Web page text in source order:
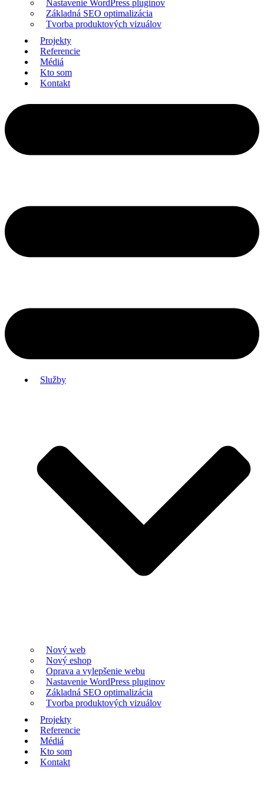
Nastavenie WordPress pluginov
Základná SEO optimalizácia
Tvorba produktových vizuálov
Projekty
Referencie
Médiá
Kto som
Kontakt
Služby
Nový web
Nový eshop
Oprava a vylepšenie webu
Nastavenie WordPress pluginov
Základná SEO optimalizácia
Tvorba produktových vizuálov
Projekty
Referencie
Médiá
Kto som
Kontakt